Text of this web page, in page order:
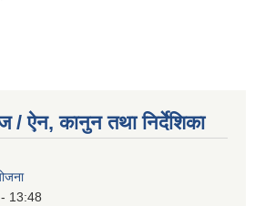
/ ऐन, कानुन तथा निर्देशिका
13:48